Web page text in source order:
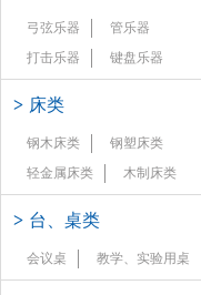
弓弦乐器
管乐器
打击乐器
键盘乐器
> 床类
钢木床类
钢塑床类
轻金属床类
木制床类
> 台、桌类
会议桌 教学、实验用桌